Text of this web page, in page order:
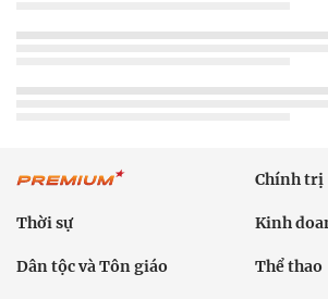
Chính trị
Thời sự Kinh
Dân tộc và Tôn giáo Thể thao